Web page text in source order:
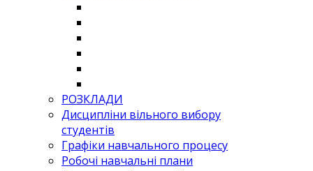
РОЗКЛАДИ
Дисципліни вільного вибору
студентів
Графіки навчального процесу
Робочі навчальні плани